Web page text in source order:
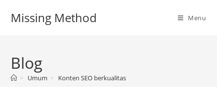
Missing Method Menu
Blog
> Umum > Konten SEO berkualitas